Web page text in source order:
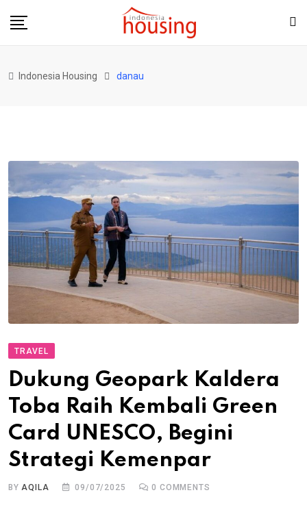
Indonesia Housing danau
TRAVEL
Dukung Geopark Kaldera
Toba Raih Kembali Green
Card UNESCO, Begini
Strategi Kemenpar
BYAQILA 09/07/2025 0 COMMENTS